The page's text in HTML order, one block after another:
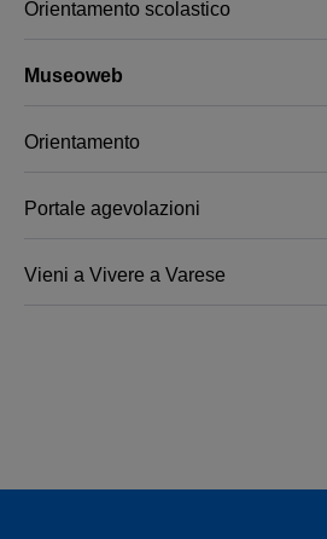
Orientamento scolastico
Museoweb
Orientamento
Portale agevolazioni
Vieni a Vivere a Varese